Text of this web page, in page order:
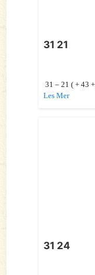
31 21
31 – 21 ( + 43
Les Mer
31 24